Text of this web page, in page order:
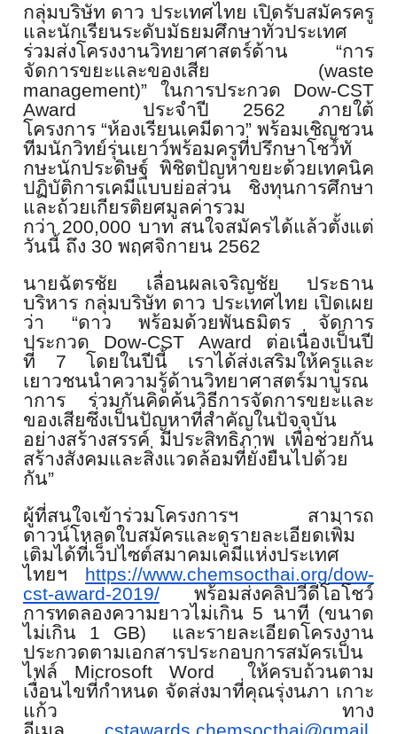
กลุ่มบริษัท ดาว ประเทศไทย เปิดรับสมัครครู
และนักเรียนระดับมัธยมศึกษาทั่วประเทศ
ร่วมส่งโครงงานวิทยาศาสตร์ด้าน “การ
จัดการขยะและของเสีย (waste
management)” ในการประกวด Dow-CST
Award
ประจำปี 2562 ภายใต้
โครงการ “ห้องเรียนเคมีดาว” พร้อมเชิญชวน
ทีมนักวิทย์รุ่นเยาว์พร้อมครูที่ปรึกษาโชว์ทั
กษะนักประดิษฐ์ พิชิตปัญหาขยะด้วยเทคนิค
ปฏิบัติการเคมีแบบย่อส่วน ชิงทุนการศึกษา
และถ้วยเกียรติยศมูลค่ารวม
กว่า 200,000 บาท สนใจสมัครได้แล้วตั้งแต่
วันนี้ ถึง 30 พฤศจิกายน 2562
นายฉัตรชัย เลื่อนผลเจริญชัย ประธาน
บริหาร กลุ่มบริษัท ดาว ประเทศไทย เปิดเผย
ว่า “ดาว พร้อมด้วยพันธมิตร จัดการ
ประกวด Dow-CST Award ต่อเนื่องเป็นปี
ที่ 7 โดยในปีนี้ เราได้ส่งเสริมให้ครูและ
เยาวชนนำความรู้ด้านวิทยาศาสตร์มาบูรณ
าการ ร่วมกันคิดค้นวิธีการจัดการขยะและ
ของเสียซึ่งเป็นปัญหาที่สำคัญในปัจจุบัน
อย่างสร้างสรรค์ มีประสิทธิภาพ เพื่อช่วยกัน
สร้างสังคมและสิ่งแวดล้อมที่ยั่งยืนไปด้วย
กัน”
ผู้ที่สนใจเข้าร่วมโครงการฯ สามารถ
ดาวน์โหลดใบสมัครและดูรายละเอียดเพิ่ม
เติมได้ที่เว็ปไซต์สมาคมเคมีแห่งประเทศ
ไทยฯ https://www.chemsocthai.org/dow-
cst-award-2019/ พร้อมส่งคลิปวีดีโอโชว์
การทดลองความยาวไม่เกิน 5 นาที (ขนาด
ไม่เกิน 1 GB) และรายละเอียดโครงงาน
ประกวดตามเอกสารประกอบการสมัครเป็น
ไฟล์ Microsoft Word
ให้ครบถ้วนตาม
เงื่อนไขที่กำหนด จัดส่งมาที่คุณรุ่งนภา เกาะ
แก้ว ทาง